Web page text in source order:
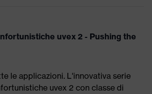
uvex 2 - Pushing the
le applicazioni. L'innovativa serie
uvex 2 con classe di